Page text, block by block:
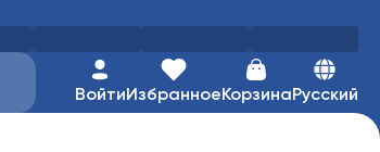
ВойтиИзбранноеКорзинаРусский